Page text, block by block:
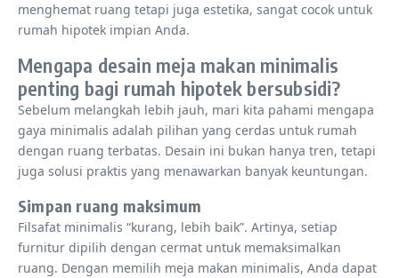
menghemat ruang tetapi juga estetika, sangat cocok untuk
rumah hipotek impian Anda.
Mengapa desain meja makan minimalis
penting bagi rumah hipotek bersubsidi?
Sebelum melangkah lebih jauh, mari kita pahami mengapa
gaya minimalis adalah pilihan yang cerdas untuk rumah
dengan ruang terbatas. Desain ini bukan hanya tren, tetapi
juga solusi praktis yang menawarkan banyak keuntungan.
Simpan ruang maksimum
Filsafat minimalis “kurang, lebih baik”. Artinya, setiap
furnitur dipilih dengan cermat untuk memaksimalkan
ruang. Dengan memilih meja makan minimalis, Anda dapat